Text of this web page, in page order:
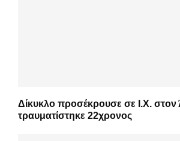
Δίκυκλο προσέκρουσε σε Ι.Χ. στον
τραυματίστηκε 22χρονος